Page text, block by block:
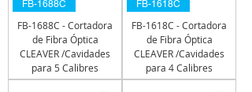
FB-1688C
FB-1688C - Cortadora
de Fibra Óptica
CLEAVER /Cavidades
para 5 Calibres
FB-1618C
FB-1618C - Cortadora
de Fibra Óptica
CLEAVER /Cavidades
para 4 Calibres